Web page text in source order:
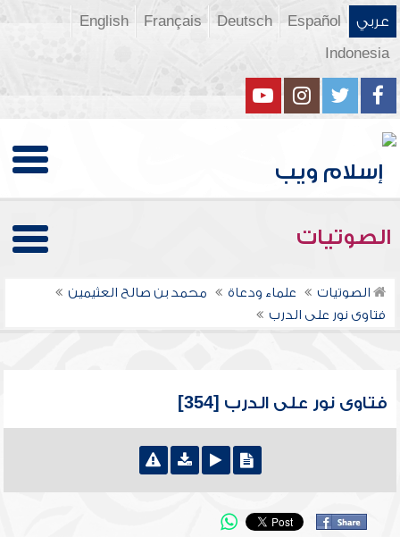
عربي Español
Deutsch
Français
English
Indonesia
الصوتيات
الصوتيات علماء ودعاة
محمد بن صالح العثيمين
فتاوى نور على الدرب
فتاوى نور على الدرب [354]